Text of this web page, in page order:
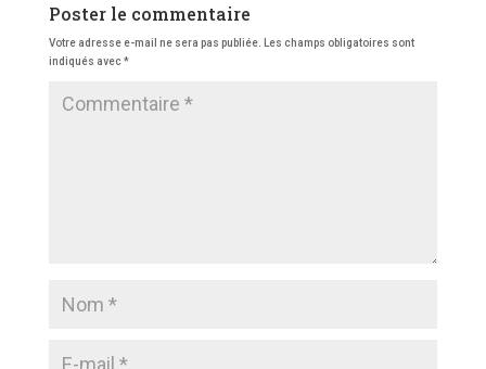
Poster le commentaire
Votre adresse e-mail ne sera pas publiée.
Les champs obligatoires sont
indiqués avec*